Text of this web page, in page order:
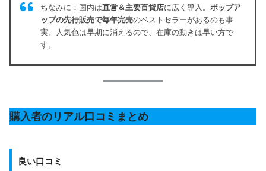
ちなみに：国内は直営＆主要百貨店に広く導入。 ポップア
ップの先行販売で毎年完売のベストセラーがあるのも事
実。人気色は早期に消えるので、在庫の動きは早い方で
す。
購入者のリアル口コミまとめ
良い口コミ